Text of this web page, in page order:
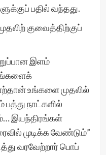
பதில் வந்தது.
குவைத்திற்குப்
இளம்
உங்களை முதலில்
பத்து நாட்களில்
இயந்திரங்கள்
முடிக்க வேண்டும்”
வரவேற்றார் பொப்